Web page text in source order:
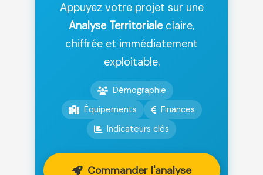
Appuyez votre projet sur une
Analyse Territorialeclaire,
chiffrée et immédiatement
exploitable.
Démographie
Équipements
Finances
Indicateurs clés
Commander l'analyse